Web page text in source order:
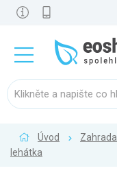
Úvod Zahrada
lehátka